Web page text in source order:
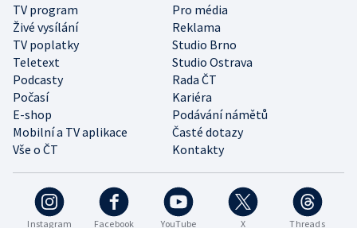
Instagram Facebook YouTube X Threads
TV program
Pro média
Živé vysílání
Reklama
TV poplatky
Studio Brno
Teletext
Studio Ostrava
Podcasty
Rada ČT
Počasí
Kariéra
E-shop
Podávání námětů
Mobilní a TV aplikace
Časté dotazy
Vše o ČT
Kontakty